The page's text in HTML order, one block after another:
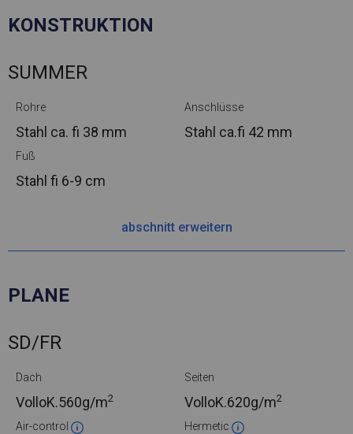
KONSTRUKTION
SUMMER
Rohre
Stahl ca. fi 38 mm
Anschlüsse
Stahl ca.fi 42 mm
Fuß
Stahl fi 6-9 cm
abschnitt erweitern
PLANE
SD/FR
Dach
VolloK.560g/m2
Seiten
VolloK.620g/m2
Air-control Hermetic